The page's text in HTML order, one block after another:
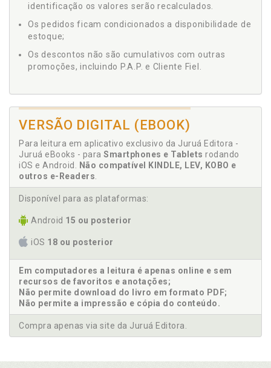
identificação os valores serão recalculados.
Os pedidos ficam condicionados a disponibilidade de
estoque;
Os descontos não são cumulativos com outras
promoções, incluindo P.A.P. e Cliente Fiel.
VERSÃO DIGITAL (EBOOK)
Para leitura em aplicativo exclusivo da Juruá Editora -
Juruá eBooks - para Smartphones e Tablets rodando
iOS e Android.
Não compatível KINDLE, LEV, KOBO e
outros e-Readers
Disponível para as plataformas:
Android 15 ou posterior
iOS 18 ou posterior
Em computadores a leitura é apenas online e sem
recursos de favoritos e anotações;
Não permite download do livro em formato PDF;
Não permite a impressão e cópia do conteúdo.
Compra apenas via site da Juruá Editora.